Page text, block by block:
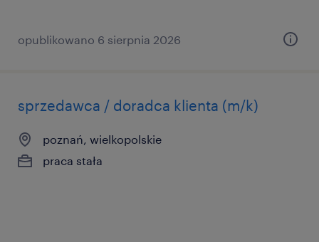
opublikowano 6 sierpnia 2026
sprzedawca / doradca klienta (m/k)
poznań, wielkopolskie
praca stała